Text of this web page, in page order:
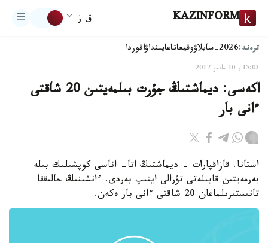
KAZINFORM ق ز
ترەند:2026-سايلاۋ وقيعاتاعايىنداۋاقوردا
15:03, 10 مامىر 2017
اكەسى: ديماشتىڭ جۇرت بىلمەيتىن 20 شاقتى
ءانى بار
استانا. قازاقپارات - ديماشتىڭ اتا- اناسى كوپشىلىك بىلە
بەرمەيتىن قابىلەتى تۋرالى ايتىپ بەردى. ءانشىنىڭ حالىققا
تانىستىرىلماعان 20 شاقتى ءانى بار ەكەن.